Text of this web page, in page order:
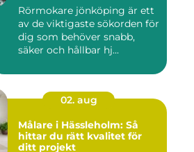
Rörmokare jönköping är ett
av de viktigaste sökorden för
dig som behöver snabb,
säker och hållbar hj...
02. aug
Målare i Hässleholm: Så
hittar du rätt kvalitet för
ditt projekt